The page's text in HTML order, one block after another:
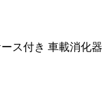
ス付き 車載消化器